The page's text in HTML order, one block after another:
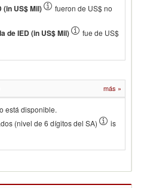
(in US$ Mil)
fueron de US$ no
de IED (in US$ Mil)
fue de US$
más »
está disponible.
(nivel de 6 dígitos del SA)
is